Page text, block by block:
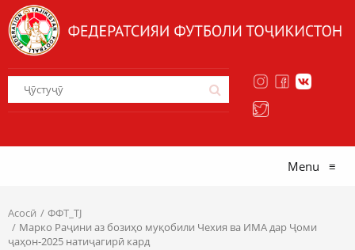
Menu ≡
Асосӣ
ФФТ_TJ
Марко Раҷини аз бозиҳо муқобили Чехия ва ИМА дар Ҷоми
ҷаҳон-2025 натиҷагирӣ кард